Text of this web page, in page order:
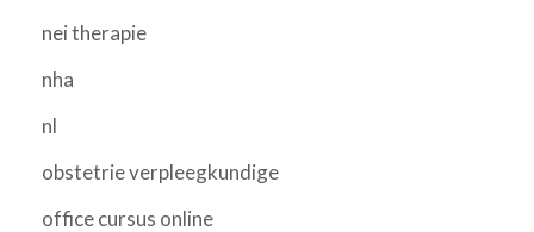
nei therapie
nha
nl
obstetrie verpleegkundige
office cursus online